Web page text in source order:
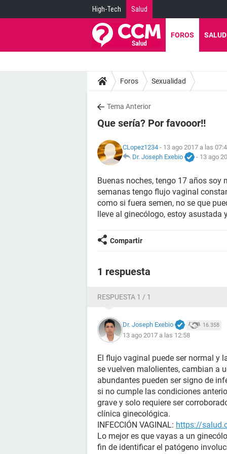
High-Tech Salud
FOROS SALUD
Foros Sexualidad
Tema Anterior
Que sería? Por favooor!!
CLopez1234 - 13 ago 2017 a las
Dr. Joseph Exebio
- 13 ago
Buenas noches, tengo 17 años soy
semanas tengo flujo vaginal
como si fuera semen, no se que
lleve al ginecólogo, estoy asustada
Compartir
1 respuesta
RESPUESTA 1 / 1
Dr. Joseph Exebio 16.358
13 ago 2017 a las 12:58
El flujo vaginal puede ser normal y
se vuelven malolientes, cambian a
abundantes pueden ser signo de
si no cumple las condiciones
grave y solo requiere ser
clínica ginecológica.
INFECCIÓN VAGINAL: https://
Lo mejor es que vayas a un
fin de identificar el patógeno